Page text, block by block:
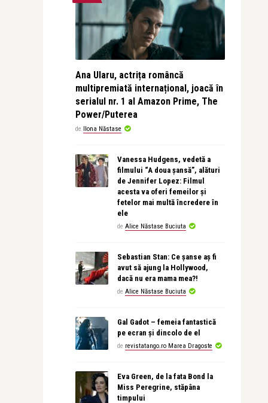
Ana Ularu, actrița româncă
multipremiată internațional, joacă în
serialul nr. 1 al Amazon Prime, The
Power/Puterea
de Ilona Năstase
Vanessa Hudgens, vedetă a
filmului “A doua șansă”, alături
de Jennifer Lopez: Filmul
acesta va oferi femeilor și
fetelor mai multă încredere în
ele
de Alice Năstase Buciuta
Sebastian Stan: Ce șanse aș fi
avut să ajung la Hollywood,
dacă nu era mama mea?!
de Alice Năstase Buciuta
Gal Gadot – femeia fantastică
pe ecran și dincolo de el
de revistatango.ro Marea Dragoste
Eva Green, de la fata Bond la
Miss Peregrine, stăpâna
timpului